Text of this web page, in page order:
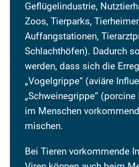
Geflügelindustrie,
Zoos, Tierparks,
Auffangstationen,
Schlachthöfen). Dadurch
werden, dass sich die
„Vogelgrippe“ (aviäre
„Schweinegrippe“
im Menschen
mischen.
Bei Tieren vorkommende